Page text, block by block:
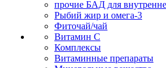
прочие БАД для
Рыбий жир и омега-3
Фиточай/чай
Витамин С
Комплексы
Витаминные препараты